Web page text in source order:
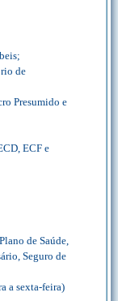
de
Presumido e
ECF e
de Saúde,
Seguro de
a sexta-feira)